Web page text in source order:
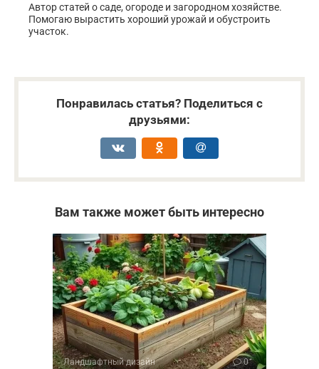
Автор статей о саде, огороде и загородном хозяйстве.
Помогаю вырастить хороший урожай и обустроить
участок.
Понравилась статья? Поделиться с
друзьями:
Вам также может быть интересно
Ландшафтный дизайн 0